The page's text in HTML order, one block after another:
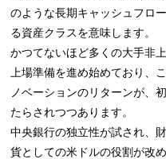
のような長期キャッシュフロ
る資産クラスを意味します。
かつてないほど多くの大手非
上場準備を進め始めており、
ノベーションのリターンが、
たらされつつあります。
中央銀行の独立性が試され、
貨としての米ドルの役割が改